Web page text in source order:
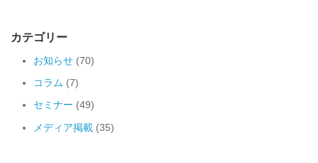
カテゴリー
お知らせ (70)
コラム (7)
セミナー (49)
メディア掲載 (35)